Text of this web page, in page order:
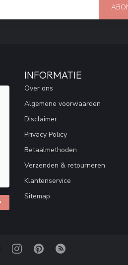
INFORMATIE
Over ons
Algemene voorwaarden
Disclaimer
Privacy Policy
Betaalmethoden
Verzenden & retourneren
Klantenservice
Sitemap